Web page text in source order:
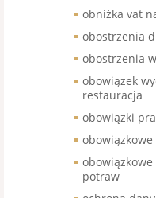
obniżka vat
obostrzenia
obostrzenia
obowiązek
restauracja
obowiązki
potraw